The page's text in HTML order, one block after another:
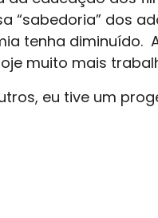
“sabedoria” dos
tenha diminuído.
muito mais
eu tive um